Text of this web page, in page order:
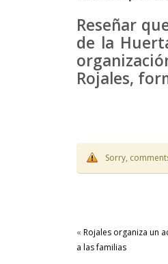
Reseñar
de la
Rojales,
Sorry,
« Rojales organiza un
a las familias